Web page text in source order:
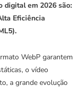
digital em 2026 são:
Eficiência
WebP garantem
o vídeo
a grande evolução